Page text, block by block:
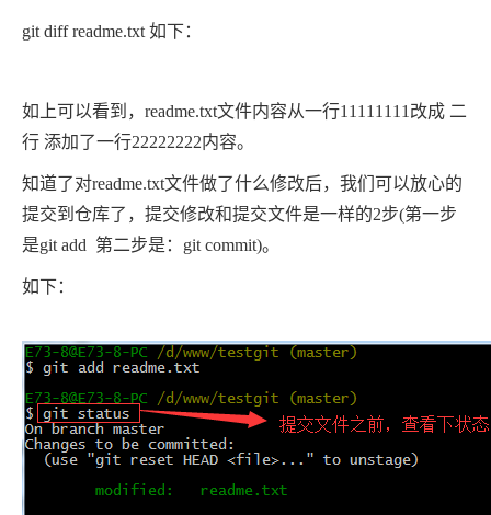
git diff readme.txt 如下：
如上可以看到，readme.txt文件内容从一行11111111改成 二
行 添加了一行22222222内容。
知道了对readme.txt文件做了什么修改后，我们可以放心的
提交到仓库了，提交修改和提交文件是一样的2步(第一步
是git add 第二步是：git commit)。
如下：